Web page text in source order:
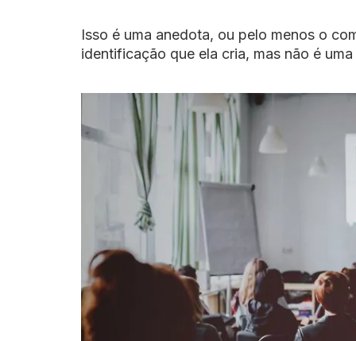
Isso é uma anedota, ou pelo menos o
identificação que ela cria, mas não é uma